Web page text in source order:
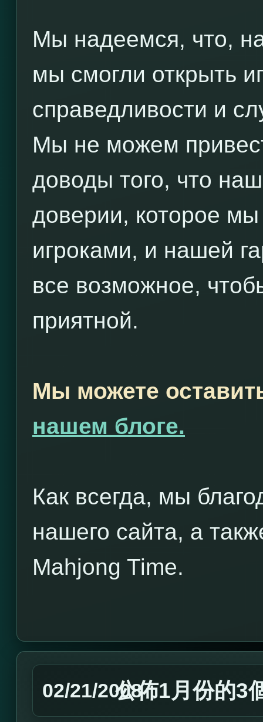
Мы надеемся, что,
мы смогли открыть
справедливости и
Мы не можем
доводы того, что
доверии, которое
игроками, и нашей
все возможное,
приятной.
Мы можете
нашем блоге.
Как всегда, мы
нашего сайта, а
Mahjong Time.
02/21/2008公佈1月份的3